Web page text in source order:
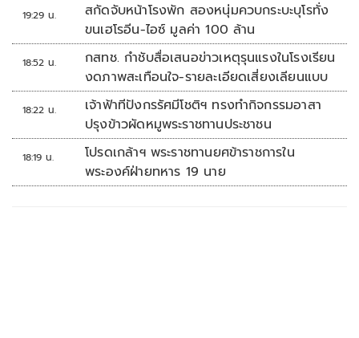
19:29 น.
สกัดจับหน้าโรงพัก สองหนุ่มควบกระบะบุโรทั่ง
ขนเฮโรอีน-ไอซ์ มูลค่า 100 ล้าน
18:52 น.
กสทช. กำชับสื่อเสนอข่าวเหตุรุนแรงในโรงเรียน
งดภาพสะเทือนใจ-รายละเอียดเสี่ยงเลียนแบบ
18:22 น.
เจ้าฟ้าทีปังกรรัศมีโชติฯ ทรงทำกิจกรรมอาสา
ปรุงข้าวผัดหมูพระราชทานประชาชน
18:19 น.
โปรดเกล้าฯ พระราชทานยศข้าราชการใน
พระองค์ฝ่ายทหาร 19 นาย